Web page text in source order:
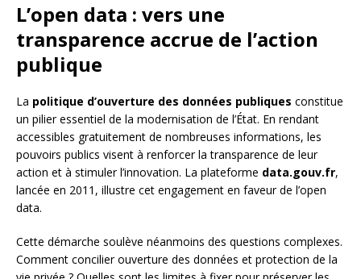
L’open data : vers une
transparence accrue de l’action
publique
La politique d’ouverture des données publiques constitue
un pilier essentiel de la modernisation de l’État. En rendant
accessibles gratuitement de nombreuses informations, les
pouvoirs publics visent à renforcer la transparence de leur
action et à stimuler l’innovation. La plateforme data.gouv.fr,
lancée en 2011, illustre cet engagement en faveur de l’open
data.
Cette démarche soulève néanmoins des questions complexes.
Comment concilier ouverture des données et protection de la